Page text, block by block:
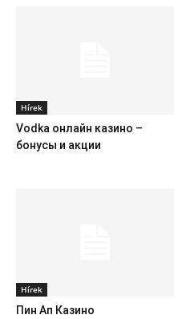
Hírek
Vodka онлайн казино –
бонусы и акции
Hírek
Пин Ап Казино